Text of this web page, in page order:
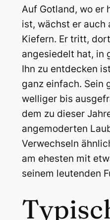
Auf Gotland, wo er
ist, wächst er auch
Kiefern. Er tritt,
angesiedelt hat, in
Ihn zu entdecken
ganz einfach. Sein
welliger bis
dem zu dieser
angemoderten
Verwechseln
am ehesten mit
seinem leutenden